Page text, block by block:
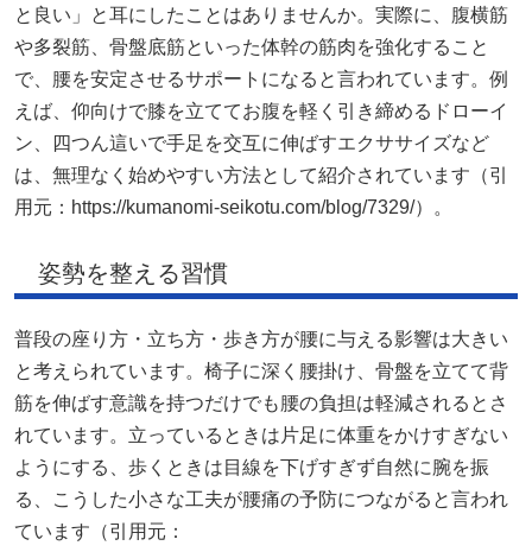
と良い」と耳にしたことはありませんか。実際に、腹横筋
や多裂筋、骨盤底筋といった体幹の筋肉を強化すること
で、腰を安定させるサポートになると言われています。例
えば、仰向けで膝を立ててお腹を軽く引き締めるドローイ
ン、四つん這いで手足を交互に伸ばすエクササイズなど
は、無理なく始めやすい方法として紹介されています（引
用元：https://kumanomi-seikotu.com/blog/7329/）。
姿勢を整える習慣
普段の座り方・立ち方・歩き方が腰に与える影響は大きい
と考えられています。椅子に深く腰掛け、骨盤を立てて背
筋を伸ばす意識を持つだけでも腰の負担は軽減されるとさ
れています。立っているときは片足に体重をかけすぎない
ようにする、歩くときは目線を下げすぎず自然に腕を振
る、こうした小さな工夫が腰痛の予防につながると言われ
ています（引用元：